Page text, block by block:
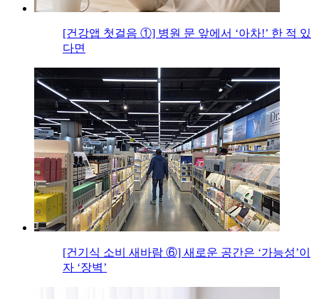
[건강앱 첫걸음 ①] 병원 문 앞에서 ‘아차!’ 한 적 있
다면
[건기식 소비 새바람 ⑥] 새로운 공간은 ‘가능성’이
자 ‘장벽’